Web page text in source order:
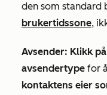
den som standard
brukertidssone,
Avsender: Klikk på
avsendertype for
kontaktens eier